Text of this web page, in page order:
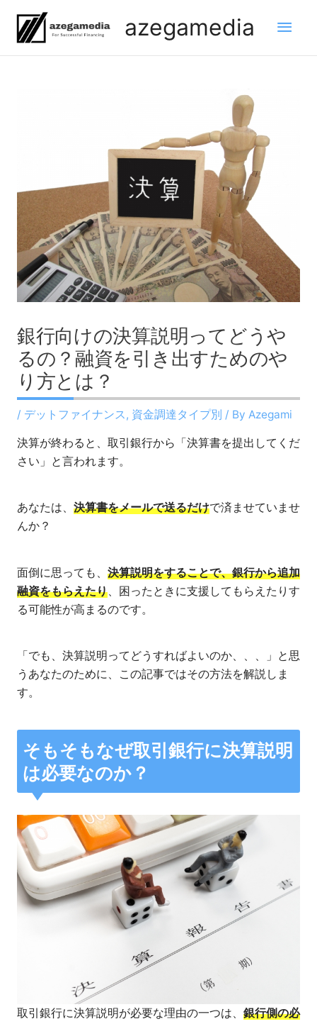
azegamedia
メ
イ
銀行向けの決算説明ってどうや
るの？融資を引き出すためのや
り方とは？
/ デットファイナンス, 資金調達タイプ別 / By Azegami
決算が終わると、取引銀行から「決算書を提出してくだ
さい」と言われます。
あなたは、 決算書をメールで送るだけで済ませていませ
んか？
面倒に思っても、 決算説明をすることで、銀行から追加
融資をもらえたり、困ったときに支援してもらえたりす
る可能性が高まるのです。
「でも、決算説明ってどうすればよいのか、、、」と思
うあなたのために、この記事ではその方法を解説しま
す。
そもそもなぜ取引銀行に決算説明
は必要なのか？
取引銀行に決算説明が必要な理由の一つは、 銀行側の必